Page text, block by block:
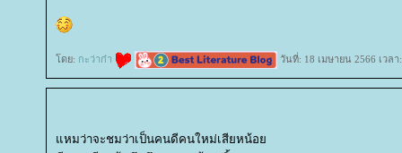
ดย: กะว่าก๋า วันที่: 18 เมษายน 2566 เวล
หมว่าจะชมว่าเป็นคนดีคนใหม่เสียหน้อ